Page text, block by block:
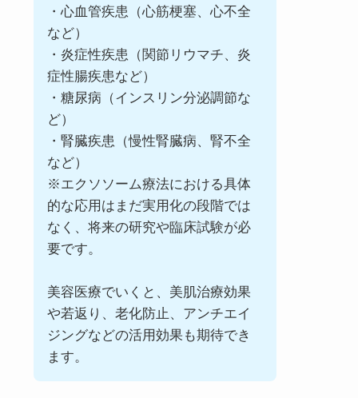
・心血管疾患（心筋梗塞、心不全
など）
・炎症性疾患（関節リウマチ、炎
症性腸疾患など）
・糖尿病（インスリン分泌調節な
ど）
・腎臓疾患（慢性腎臓病、腎不全
など）
※エクソソーム療法における具体
的な応用はまだ実用化の段階では
なく、将来の研究や臨床試験が必
要です。
美容医療でいくと、美肌治療効果
や若返り、老化防止、アンチエイ
ジングなどの活用効果も期待でき
ます。